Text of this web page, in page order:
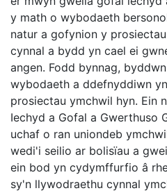
y math o wybodaeth
natur a gofynion y
cynnal a bydd yn cael ei
angen. Fodd bynnag,
wybodaeth a ddefnyddiwn
prosiectau ymchwil hyn. Ein
Iechyd a Gofal a Gwerthuso
uchaf o ran uniondeb
wedi'i seilio ar bolisïau a
ein bod yn cydymffurfio â
sy'n llywodraethu cynnal